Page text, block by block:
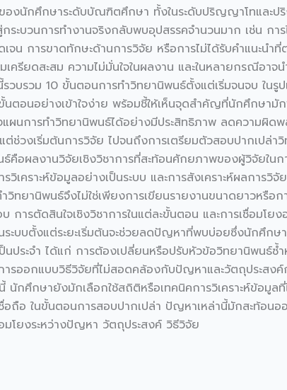
องนักศึกษาระดับบัณฑิตศึกษา ทั้งในระดับปริญญาโทและ
ระบวนการทำงานจริงกลับพบอุปสรรคจำนวนมาก เช่น กา
จน การขาดทักษะด้านการวิจัย หรือการไม่ได้รับคำแนะนำที่
ครียดสะสม ความไม่มั่นใจในผลงาน และในหลายกรณีอาจ
รวบรวม 10 ขั้นตอนการทำวิทยานิพนธ์ตั้งแต่เริ่มจนจบ ในรู
ตอนอย่างเข้าใจง่าย พร้อมชี้ให้เห็นจุดสำคัญที่นักศึกษามั
นการทำวิทยานิพนธ์ได้อย่างมีประสิทธิภาพ ลดความผิดพ
ต่ช่วงเริ่มต้นการวิจัย ไปจนถึงการเตรียมตัวสอบปากเปล่
คือผลงานวิจัยเชิงวิชาการที่สะท้อนศักยภาพของผู้วิจัยใน
เคราะห์ข้อมูลอย่างเป็นระบบ และการสังเคราะห์ผลการวิ
ยานิพนธ์จึงไม่ใช่เพียงการเขียนรายงานขนาดยาวหรือก
ารตัดสินใจเชิงวิชาการในแต่ละขั้นตอน และการเชื่อมโย
ะบบตั้งแต่ระยะเริ่มต้นจะช่วยลดปัญหาที่พบบ่อยซึ่งนักศึก
ระจำ ได้แก่ การต้องเปลี่ยนหรือปรับหัวข้อวิทยานิพนธ์ซ้ำ
ารออกแบบวิธีวิจัยที่ไม่สอดคล้องกับปัญหาและวัตถุประสง
ศึกษายังมักเลือกใช้สถิติหรือเทคนิคการวิเคราะห์ข้อมูลที่
ถือ ในขั้นตอนการสอบปากเปล่า ปัญหาเหล่านี้มักสะท้อนอ
มโยงระหว่างปัญหา วัตถุประสงค์ วิธีวิจัย